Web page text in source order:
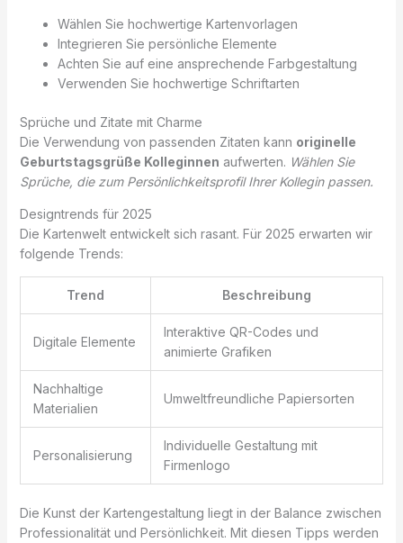
Wählen Sie hochwertige Kartenvorlagen
Integrieren Sie persönliche Elemente
Achten Sie auf eine ansprechende Farbgestaltung
Verwenden Sie hochwertige Schriftarten
Sprüche und Zitate mit Charme
Die Verwendung von passenden Zitaten kann originelle
Geburtstagsgrüße Kolleginnen aufwerten. Wählen Sie
Sprüche, die zum Persönlichkeitsprofil Ihrer Kollegin passen.
Designtrends für 2025
Die Kartenwelt entwickelt sich rasant. Für 2025 erwarten wir
folgende Trends:
Trend Beschreibung
Digitale Elemente
Interaktive QR-Codes und
animierte Grafiken
Nachhaltige
Materialien
Umweltfreundliche Papiersorten
Personalisierung
Individuelle Gestaltung mit
Firmenlogo
Die Kunst der Kartengestaltung liegt in der Balance zwischen
Professionalität und Persönlichkeit. Mit diesen Tipps werden